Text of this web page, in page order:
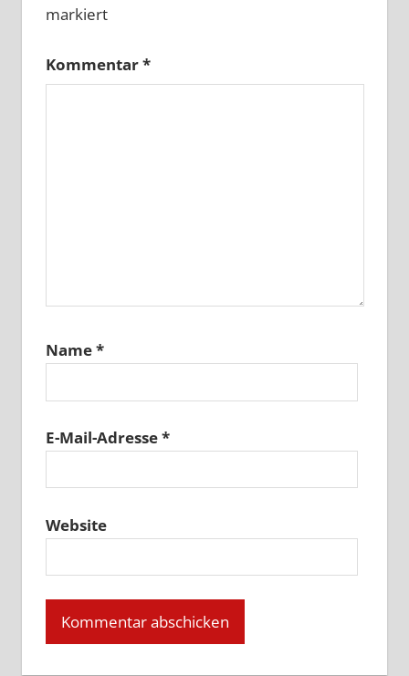
markiert
Kommentar*
Name*
E-Mail-Adresse*
Website